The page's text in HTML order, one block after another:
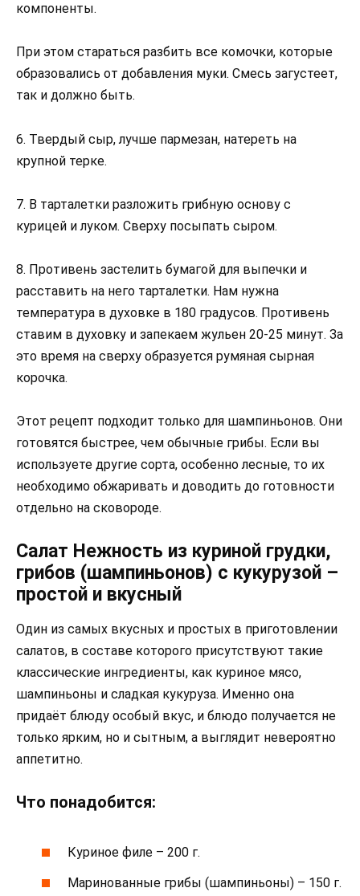
компоненты.
При этом стараться разбить все комочки, которые
образовались от добавления муки. Смесь загустеет,
так и должно быть.
6. Твердый сыр, лучше пармезан, натереть на
крупной терке.
7. В тарталетки разложить грибную основу с
курицей и луком. Сверху посыпать сыром.
8. Противень застелить бумагой для выпечки и
расставить на него тарталетки. Нам нужна
температура в духовке в 180 градусов. Противень
ставим в духовку и запекаем жульен 20-25 минут. За
это время на сверху образуется румяная сырная
корочка.
Этот рецепт подходит только для шампиньонов. Они
готовятся быстрее, чем обычные грибы. Если вы
используете другие сорта, особенно лесные, то их
необходимо обжаривать и доводить до готовности
отдельно на сковороде.
Салат Нежность из куриной грудки,
грибов (шампиньонов) с кукурузой –
простой и вкусный
Один из самых вкусных и простых в приготовлении
салатов, в составе которого присутствуют такие
классические ингредиенты, как куриное мясо,
шампиньоны и сладкая кукуруза. Именно она
придаёт блюду особый вкус, и блюдо получается не
только ярким, но и сытным, а выглядит невероятно
аппетитно.
Что понадобится:
Куриное филе – 200 г.
Маринованные грибы (шампиньоны) – 150 г.